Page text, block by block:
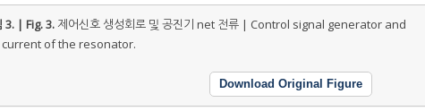
3. | Fig. 3. 제어신호 생성회로 및 공진기 net 전류 | Control signal generator and
of the resonator.
Download Original Figure